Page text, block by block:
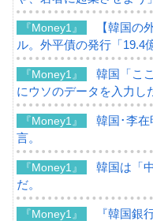
『Money1』
【韓国の
ル。外平債の発行「19.4
『Money1』
韓国「こ
にウソのデータを入力し
『Money1』
韓国･李
言。
『Money1』
韓国は「
だ。
『Money1』
『韓国銀